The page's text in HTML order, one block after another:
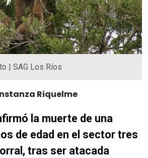
| SAG Los Ríos
Riquelme
la muerte de una
de edad en el sector tres
tras ser atacada